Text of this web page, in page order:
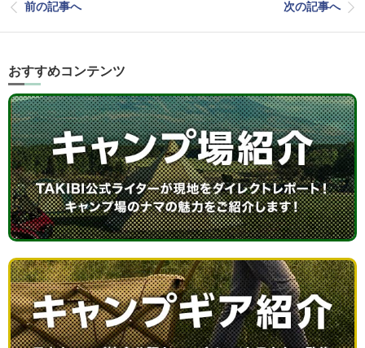
前の記事へ 次の記事へ
おすすめコンテンツ